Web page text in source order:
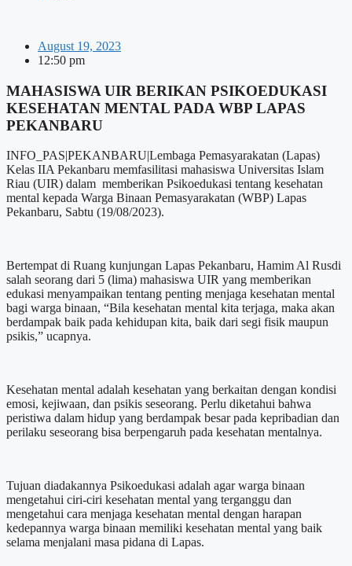
August 19, 2023
12:50 pm
MAHASISWA UIR BERIKAN PSIKOEDUKASI
KESEHATAN MENTAL PADA WBP LAPAS
PEKANBARU
INFO_PAS|PEKANBARU|Lembaga Pemasyarakatan (Lapas)
Kelas IIA Pekanbaru memfasilitasi mahasiswa Universitas Islam
Riau (UIR) dalam memberikan Psikoedukasi tentang kesehatan
mental kepada Warga Binaan Pemasyarakatan (WBP) Lapas
Pekanbaru, Sabtu (19/08/2023).
Bertempat di Ruang kunjungan Lapas Pekanbaru, Hamim Al Rusdi
salah seorang dari 5 (lima) mahasiswa UIR yang memberikan
edukasi menyampaikan tentang penting menjaga kesehatan mental
bagi warga binaan, “Bila kesehatan mental kita terjaga, maka akan
berdampak baik pada kehidupan kita, baik dari segi fisik maupun
psikis,” ucapnya.
Kesehatan mental adalah kesehatan yang berkaitan dengan kondisi
emosi, kejiwaan, dan psikis seseorang. Perlu diketahui bahwa
peristiwa dalam hidup yang berdampak besar pada kepribadian dan
perilaku seseorang bisa berpengaruh pada kesehatan mentalnya.
Tujuan diadakannya Psikoedukasi adalah agar warga binaan
mengetahui ciri-ciri kesehatan mental yang terganggu dan
mengetahui cara menjaga kesehatan mental dengan harapan
kedepannya warga binaan memiliki kesehatan mental yang baik
selama menjalani masa pidana di Lapas.